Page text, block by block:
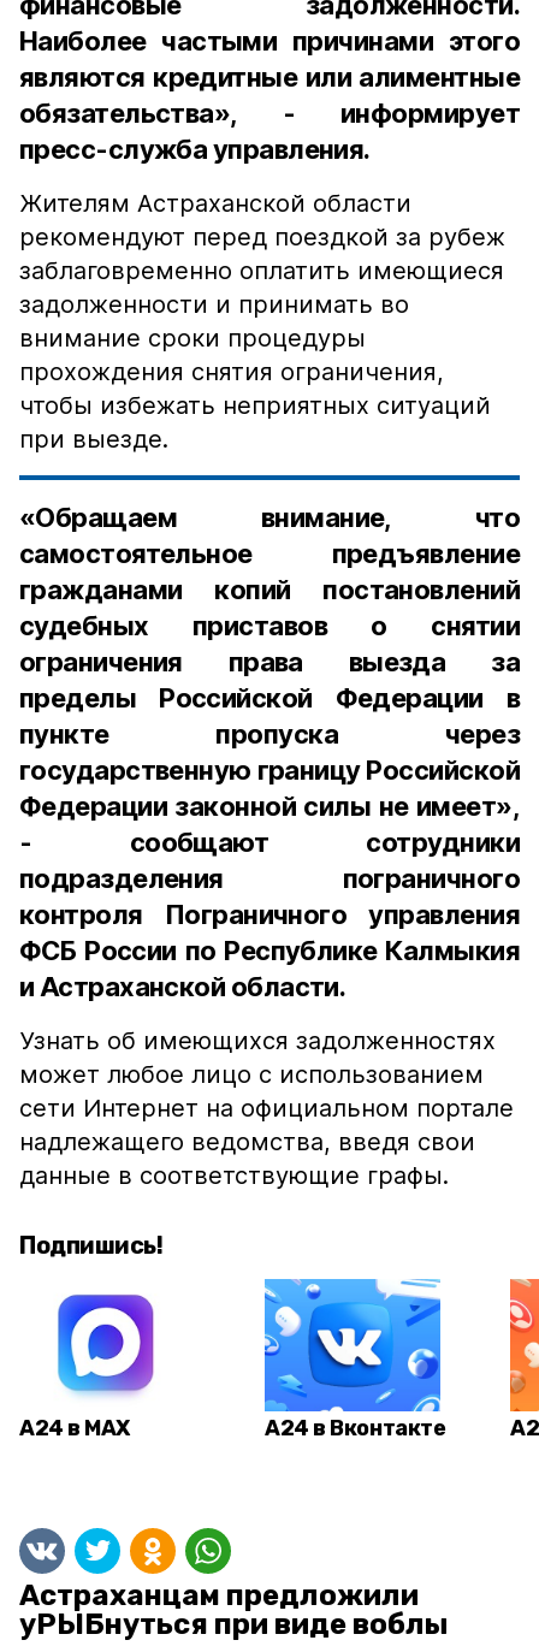
Наиболее частыми причинами этого
являются кредитные или алиментные
обязательства», - информирует
пресс-служба управления.
Жителям Астраханской области
рекомендуют перед поездкой за рубеж
заблаговременно оплатить имеющиеся
задолженности и принимать во
внимание сроки процедуры
прохождения снятия ограничения,
чтобы избежать неприятных ситуаций
при выезде.
«Обращаем внимание, что
самостоятельное предъявление
гражданами копий постановлений
судебных приставов о снятии
ограничения права выезда за
пределы Российской Федерации в
пункте пропуска через
государственную границу Российской
Федерации законной силы не имеет»,
- сообщают сотрудники
подразделения пограничного
контроля Пограничного управления
ФСБ России по Республике Калмыкия
и Астраханской области.
Узнать об имеющихся задолженностях
может любое лицо с использованием
сети Интернет на официальном портале
надлежащего ведомства, введя свои
данные в соответствующие графы.
Подпишись!
А24 в MAX А24 в Вконтакте
Астраханцам предложили
уРЫБнуться при виде воблы